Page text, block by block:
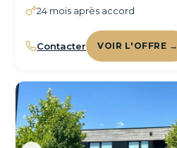
24 mois après accord
Contacter VOIR L'OFFRE →